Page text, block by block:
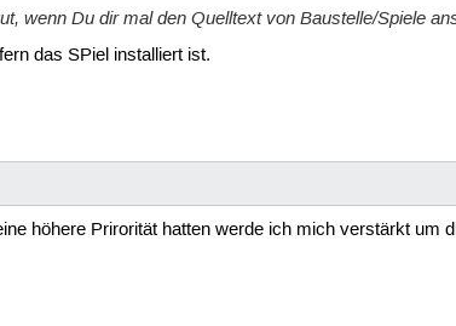
wenn Du dir mal den Quelltext von Baustelle/Spiele
das SPiel installiert ist.
höhere Prirorität hatten werde ich mich verstärkt